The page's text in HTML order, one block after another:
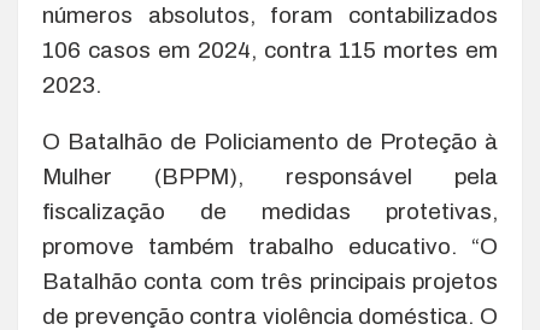
números absolutos, foram contabilizados
106 casos em 2024, contra 115 mortes em
2023.
O Batalhão de Policiamento de Proteção à
Mulher (BPPM), responsável pela
fiscalização de medidas protetivas,
promove também trabalho educativo. “O
Batalhão conta com três principais projetos
de prevenção contra violência doméstica. O